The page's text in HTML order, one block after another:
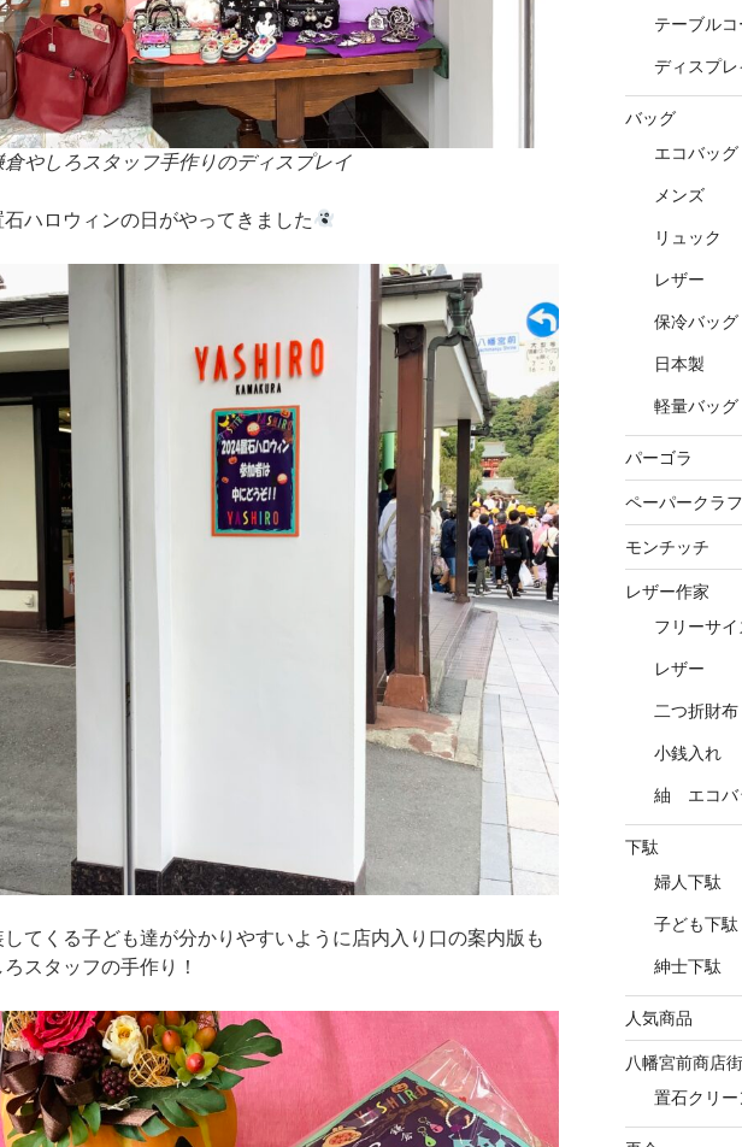
倉やしろスタッフ手作りのディスプレイ
ハロウィンの日がやってきました
してくる子ども達が分かりやすいように店内入り口の案内版も
スタッフの手作り！
テーブル
ディスプ
バッグ
エコバッグ
メンズ
リュック
レザー
保冷バッグ
日本製
軽量バッグ
パーゴラ
ペーパークラ
モンチッチ
レザー作家
フリーサ
レザー
二つ折財布
小銭入れ
紬 エコバ
下駄
婦人下駄
子ども下駄
紳士下駄
人気商品
八幡宮前商店街
置石クリー